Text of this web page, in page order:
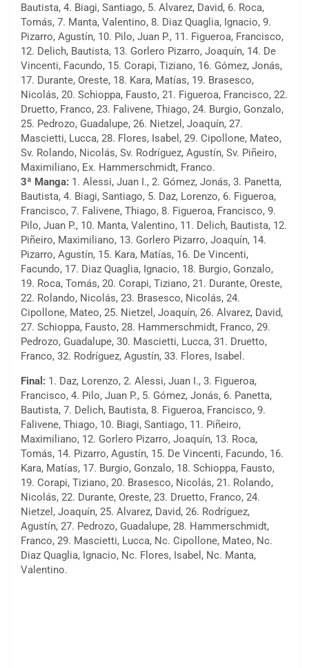
Bautista, 4. Biagi, Santiago, 5. Alvarez, David, 6. Roca,
Tomás, 7. Manta, Valentino, 8. Diaz Quaglia, Ignacio, 9.
Pizarro, Agustín, 10. Pilo, Juan P., 11. Figueroa, Francisco,
12. Delich, Bautista, 13. Gorlero Pizarro, Joaquín, 14. De
Vincenti, Facundo, 15. Corapi, Tiziano, 16. Gómez, Jonás,
17. Durante, Oreste, 18. Kara, Matías, 19. Brasesco,
Nicolás, 20. Schioppa, Fausto, 21. Figueroa, Francisco, 22.
Druetto, Franco, 23. Falivene, Thiago, 24. Burgio, Gonzalo,
25. Pedrozo, Guadalupe, 26. Nietzel, Joaquín, 27.
Mascietti, Lucca, 28. Flores, Isabel, 29. Cipollone, Mateo,
Sv. Rolando, Nicolás, Sv. Rodríguez, Agustín, Sv. Piñeiro,
Maximiliano, Ex. Hammerschmidt, Franco.
3ª Manga: 1. Alessi, Juan I., 2. Gómez, Jonás, 3. Panetta,
Bautista, 4. Biagi, Santiago, 5. Daz, Lorenzo, 6. Figueroa,
Francisco, 7. Falivene, Thiago, 8. Figueroa, Francisco, 9.
Pilo, Juan P., 10. Manta, Valentino, 11. Delich, Bautista, 12.
Piñeiro, Maximiliano, 13. Gorlero Pizarro, Joaquín, 14.
Pizarro, Agustín, 15. Kara, Matías, 16. De Vincenti,
Facundo, 17. Diaz Quaglia, Ignacio, 18. Burgio, Gonzalo,
19. Roca, Tomás, 20. Corapi, Tiziano, 21. Durante, Oreste,
22. Rolando, Nicolás, 23. Brasesco, Nicolás, 24.
Cipollone, Mateo, 25. Nietzel, Joaquín, 26. Alvarez, David,
27. Schioppa, Fausto, 28. Hammerschmidt, Franco, 29.
Pedrozo, Guadalupe, 30. Mascietti, Lucca, 31. Druetto,
Franco, 32. Rodríguez, Agustín, 33. Flores, Isabel.
Final: 1. Daz, Lorenzo, 2. Alessi, Juan I., 3. Figueroa,
Francisco, 4. Pilo, Juan P., 5. Gómez, Jonás, 6. Panetta,
Bautista, 7. Delich, Bautista, 8. Figueroa, Francisco, 9.
Falivene, Thiago, 10. Biagi, Santiago, 11. Piñeiro,
Maximiliano, 12. Gorlero Pizarro, Joaquín, 13. Roca,
Tomás, 14. Pizarro, Agustín, 15. De Vincenti, Facundo, 16.
Kara, Matías, 17. Burgio, Gonzalo, 18. Schioppa, Fausto,
19. Corapi, Tiziano, 20. Brasesco, Nicolás, 21. Rolando,
Nicolás, 22. Durante, Oreste, 23. Druetto, Franco, 24.
Nietzel, Joaquín, 25. Alvarez, David, 26. Rodríguez,
Agustín, 27. Pedrozo, Guadalupe, 28. Hammerschmidt,
Franco, 29. Mascietti, Lucca, Nc. Cipollone, Mateo, Nc.
Diaz Quaglia, Ignacio, Nc. Flores, Isabel, Nc. Manta,
Valentino.